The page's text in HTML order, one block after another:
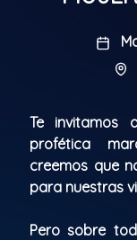
Te invitamos
profética
creemos que
para nuestras
Pero sobre